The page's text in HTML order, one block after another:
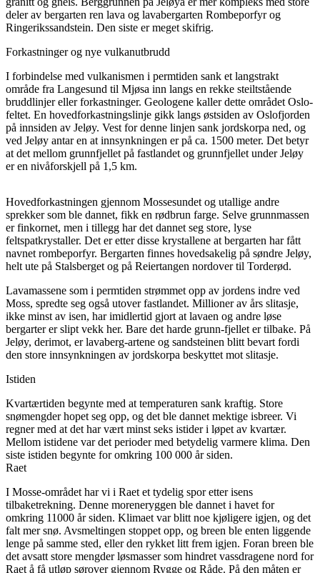
deler av bergarten ren lava og lavabergarten Rombeporfyr og
Ringerikssandstein. Den siste er meget skifrig.
Forkastninger og nye vulkanutbrudd
I forbindelse med vulkanismen i permtiden sank et langstrakt
område fra Langesund til Mjøsa inn langs en rekke steiltstående
bruddlinjer eller forkastninger. Geologene kaller dette området Oslo-
feltet. En hovedforkastningslinje gikk langs østsiden av Oslofjorden
på innsiden av Jeløy. Vest for denne linjen sank jordskorpa ned, og
ved Jeløy antar en at innsynkningen er på ca. 1500 meter. Det betyr
at det mellom grunnfjellet på fastlandet og grunnfjellet under Jeløy
er en nivåforskjell på 1,5 km.
Hovedforkastningen gjennom Mossesundet og utallige andre
sprekker som ble dannet, fikk en rødbrun farge. Selve grunnmassen
er finkornet, men i tillegg har det dannet seg store, lyse
feltspatkrystaller. Det er etter disse krystallene at bergarten har fått
navnet rombeporfyr. Bergarten finnes hovedsakelig på søndre Jeløy,
helt ute på Stalsberget og på Reiertangen nordover til Torderød.
Lavamassene som i permtiden strømmet opp av jordens indre ved
Moss, spredte seg også utover fastlandet. Millioner av års slitasje,
ikke minst av isen, har imidlertid gjort at lavaen og andre løse
bergarter er slipt vekk her. Bare det harde grunn-fjellet er tilbake. På
Jeløy, derimot, er lavaberg-artene og sandsteinen blitt bevart fordi
den store innsynkningen av jordskorpa beskyttet mot slitasje.
Istiden
Kvartærtiden begynte med at temperaturen sank kraftig. Store
snømengder hopet seg opp, og det ble dannet mektige isbreer. Vi
regner med at det har vært minst seks istider i løpet av kvartær.
Mellom istidene var det perioder med betydelig varmere klima. Den
siste istiden begynte for omkring 100 000 år siden.
Raet
I Mosse-området har vi i Raet et tydelig spor etter isens
tilbaketrekning. Denne moreneryggen ble dannet i havet for
omkring 11000 år siden. Klimaet var blitt noe kjøligere igjen, og det
falt mer snø. Avsmeltingen stoppet opp, og breen ble enten liggende
lenge på samme sted, eller den rykket litt frem igjen. Foran breen ble
det avsatt store mengder løsmasser som hindret vassdragene nord for
Raet å få utløp sørover gjennom Rygge og Råde. På den måten er